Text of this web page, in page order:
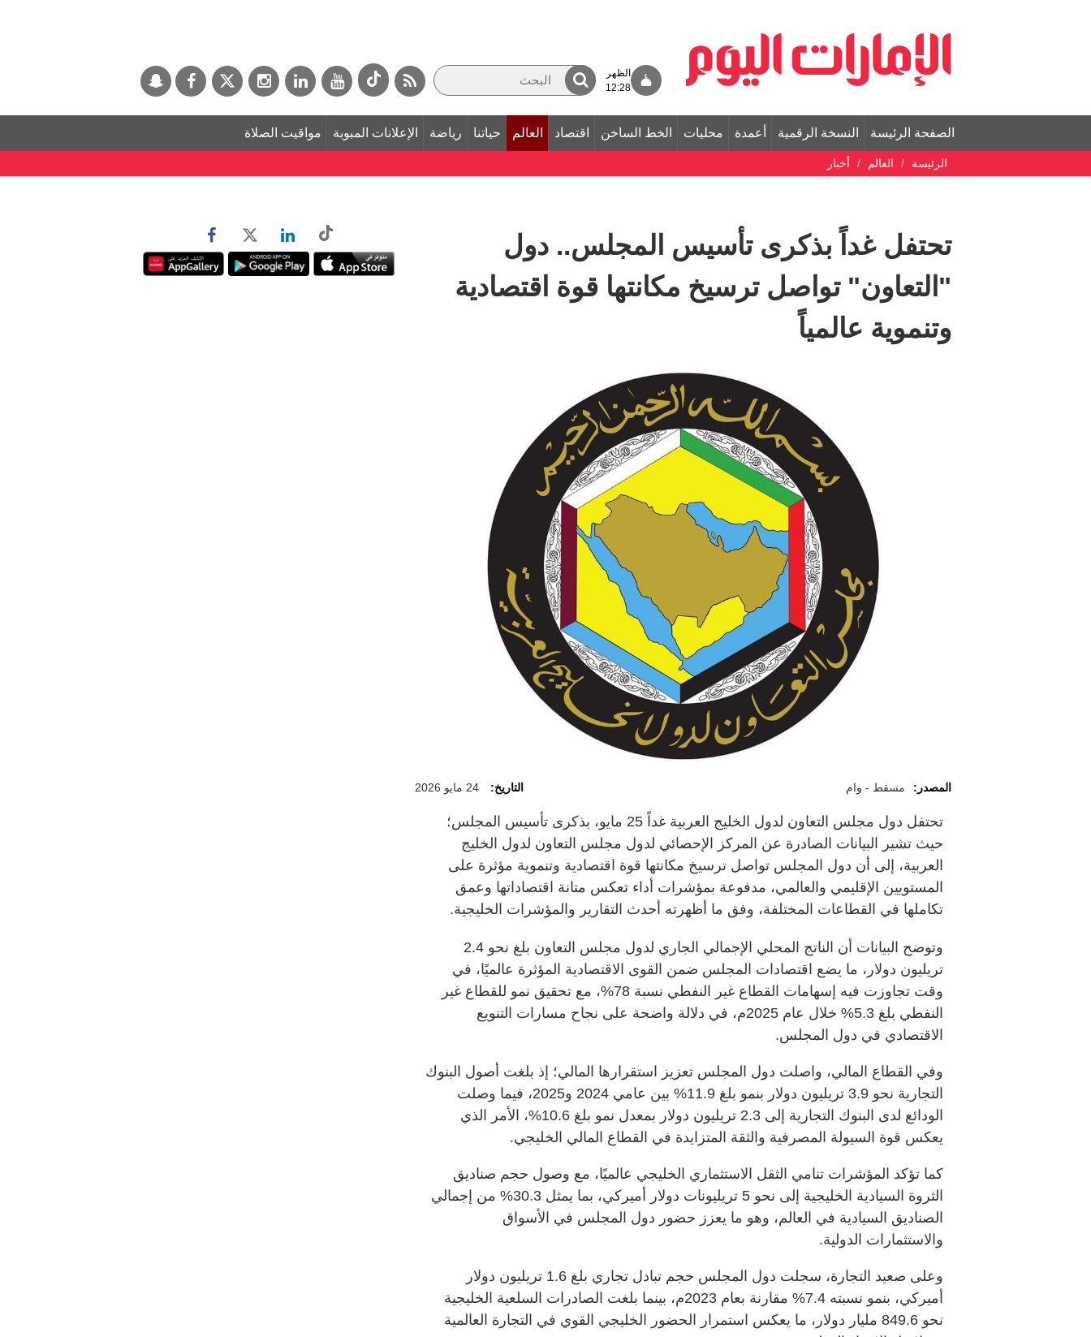
الظهر
12:28
الصفحة الرئيسة النسخة الرقمية أعمدة محليات الخط الساخن اقتصاد العالم حياتنا رياضة الإعلانات المبوبة مواقيت الصلاة
الرئيسة العالم أخبار
تحتفل غداً بذكرى تأسيس المجلس.. دول
"التعاون" تواصل ترسيخ مكانتها قوة اقتصادية
وتنموية عالمياً
المصدر: مسقط - وام التاريخ: 24 مايو 2026
تحتفل دول مجلس التعاون لدول الخليج العربية غداً 25 مايو، بذكرى تأسيس المجلس؛
حيث تشير البيانات الصادرة عن المركز الإحصائي لدول مجلس التعاون لدول الخليج
العربية، إلى أن دول المجلس تواصل ترسيخ مكانتها قوة اقتصادية وتنموية مؤثرة على
المستويين الإقليمي والعالمي، مدفوعة بمؤشرات أداء تعكس متانة اقتصاداتها وعمق
تكاملها في القطاعات المختلفة، وفق ما أظهرته أحدث التقارير والمؤشرات الخليجية.
وتوضح البيانات أن الناتج المحلي الإجمالي الجاري لدول مجلس التعاون بلغ نحو 2.4
تريليون دولار، ما يضع اقتصادات المجلس ضمن القوى الاقتصادية المؤثرة عالميًا، في
وقت تجاوزت فيه إسهامات القطاع غير النفطي نسبة 78%، مع تحقيق نمو للقطاع غير
النفطي بلغ 5.3% خلال عام 2025م، في دلالة واضحة على نجاح مسارات التنويع
الاقتصادي في دول المجلس.
وفي القطاع المالي، واصلت دول المجلس تعزيز استقرارها المالي؛ إذ بلغت أصول البنوك
التجارية نحو 3.9 تريليون دولار بنمو بلغ 11.9% بين عامي 2024 و2025، فيما وصلت
الودائع لدى البنوك التجارية إلى 2.3 تريليون دولار بمعدل نمو بلغ 10.6%، الأمر الذي
يعكس قوة السيولة المصرفية والثقة المتزايدة في القطاع المالي الخليجي.
كما تؤكد المؤشرات تنامي الثقل الاستثماري الخليجي عالميًا، مع وصول حجم صناديق
الثروة السيادية الخليجية إلى نحو 5 تريليونات دولار أميركي، بما يمثل 30.3% من إجمالي
الصناديق السيادية في العالم، وهو ما يعزز حضور دول المجلس في الأسواق
والاستثمارات الدولية.
وعلى صعيد التجارة، سجلت دول المجلس حجم تبادل تجاري بلغ 1.6 تريليون دولار
أميركي، بنمو نسبته 7.4% مقارنة بعام 2023م، بينما بلغت الصادرات السلعية الخليجية
نحو 849.6 مليار دولار، ما يعكس استمرار الحضور الخليجي القوي في التجارة العالمية